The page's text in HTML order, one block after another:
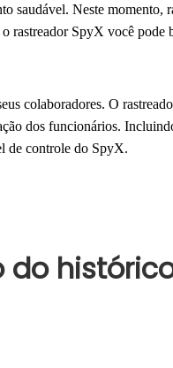
saudável. Neste momento,
rastreador SpyX você pode
colaboradores. O
dos funcionários.
de controle do SpyX.